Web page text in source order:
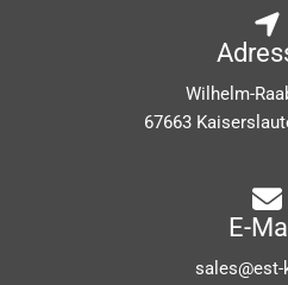
Wilhelm-
67663
E-